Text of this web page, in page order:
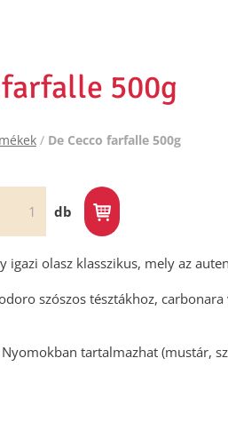
farfalle 500g
/ De Cecco farfalle 500g
db
igazi olasz klasszikus, mely az
szószos tésztákhoz,
tartalmazhat (mustár,